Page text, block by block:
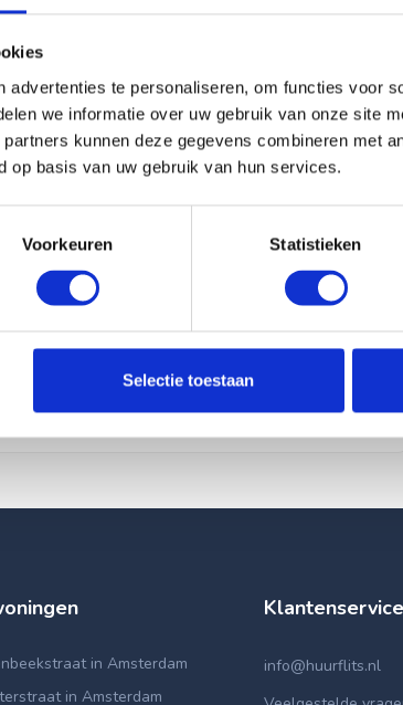
advertenties te personaliseren, om functies voor
we informatie over uw gebruik van onze site
kunnen deze gegevens combineren met
op basis van uw gebruik van hun services.
Voorkeuren Statistieken
Selectie toestaan
in Amsterdam
in Amsterdam
Klantenservice
info@huurflits.nl